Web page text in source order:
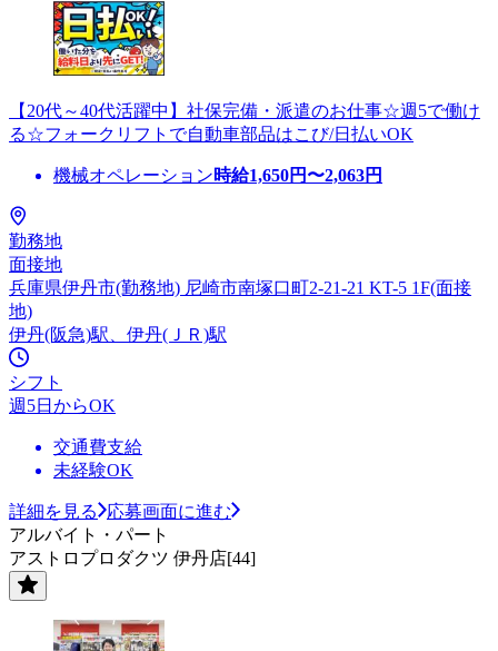
【20代～40代活躍中】社保完備・派遣のお仕事☆週5で働け
る☆フォークリフトで自動車部品はこび/日払いOK
機械オペレーション時給1,650円〜2,063円
勤務地
面接地
兵庫県伊丹市(勤務地) 尼崎市南塚口町2-21-21 KT-5 1F(面接
地)
伊丹(阪急)駅、伊丹(ＪＲ)駅
シフト
週5日からOK
交通費支給
未経験OK
詳細を見る
応募画面に進む
アルバイト・パート
アストロプロダクツ 伊丹店[44]